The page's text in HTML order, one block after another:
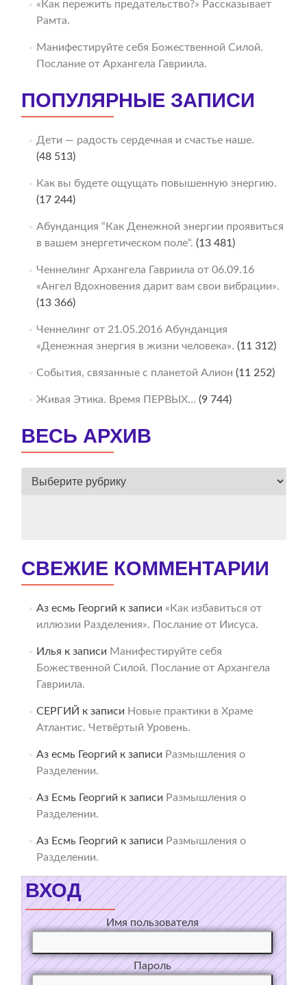
«Как пережить предательство?» Рассказывает
Рамта.
Манифестируйте себя Божественной Силой.
Послание от Архангела Гавриила.
ПОПУЛЯРНЫЕ ЗАПИСИ
Дети — радость сердечная и счастье наше.
(48 513)
Как вы будете ощущать повышенную энергию.
(17 244)
Абунданция “Как Денежной энергии проявиться
в вашем энергетическом поле“. (13 481)
Ченнелинг Архангела Гавриила от 06.09.16
«Ангел Вдохновения дарит вам свои вибрации».
(13 366)
Ченнелинг от 21.05.2016 Абунданция
«Денежная энергия в жизни человека». (11 312)
События, связанные с планетой Алион (11 252)
Живая Этика. Время ПЕРВЫХ… (9 744)
ВЕСЬ АРХИВ
ВЕСЬ
СВЕЖИЕ КОММЕНТАРИИ
Аз есмь Георгий к записи «Как избавиться от
иллюзии Разделения». Послание от Иисуса.
Илья к записи Манифестируйте себя
Божественной Силой. Послание от Архангела
Гавриила.
СЕРГИЙ к записи Новые практики в Храме
Атлантис. Четвёртый Уровень.
Аз есмь Георгий к записи Размышления о
Разделении.
Аз Есмь Георгий к записи Размышления о
Разделении.
Аз Есмь Георгий к записи Размышления о
Разделении.
ВХОД
Имя пользователя
Пароль